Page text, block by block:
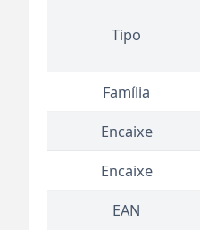
Tipo
Família
Encaixe
Encaixe
EAN